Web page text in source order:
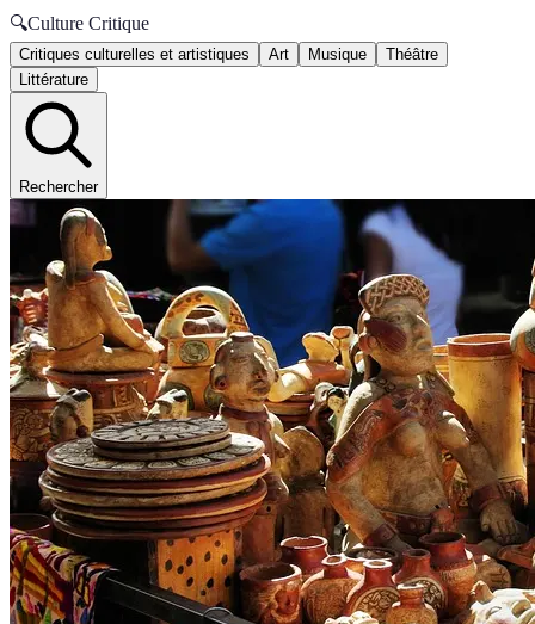
🔍Culture Critique
Critiques culturelles et artistiques Art Musique
Théâtre
Littérature
Rechercher